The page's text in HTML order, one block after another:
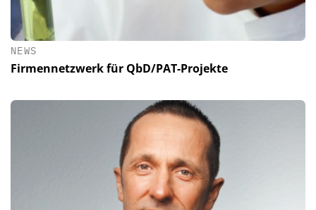
NEWS
Firmennetzwerk für QbD/PAT-Projekte